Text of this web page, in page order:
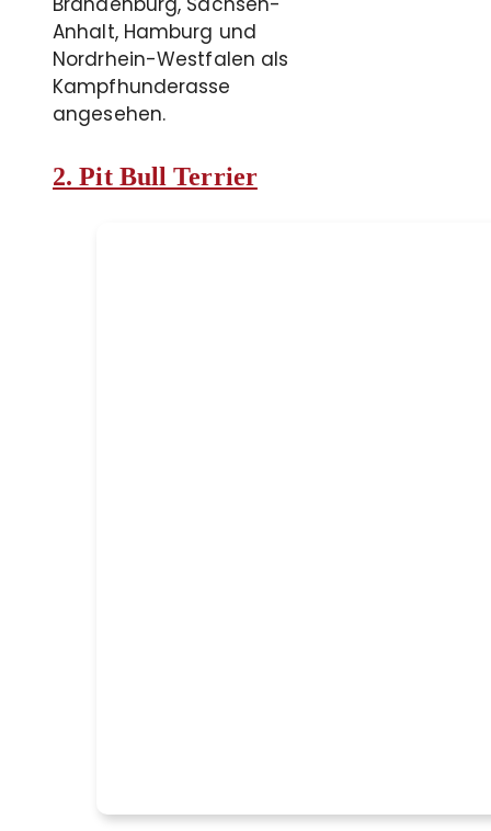
Anhalt, Hamburg und
Nordrhein-Westfalen als
Kampfhunderasse
angesehen.
2. Pit Bull Terrier